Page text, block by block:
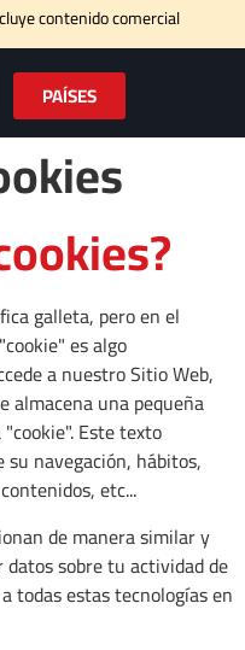
contenido comercial
PAÍSES
galleta, pero en el
es algo
a nuestro Sitio Web,
almacena una pequeña
Este texto
navegación, hábitos,
etc...
de manera similar y
sobre tu actividad de
todas estas tecnologías en